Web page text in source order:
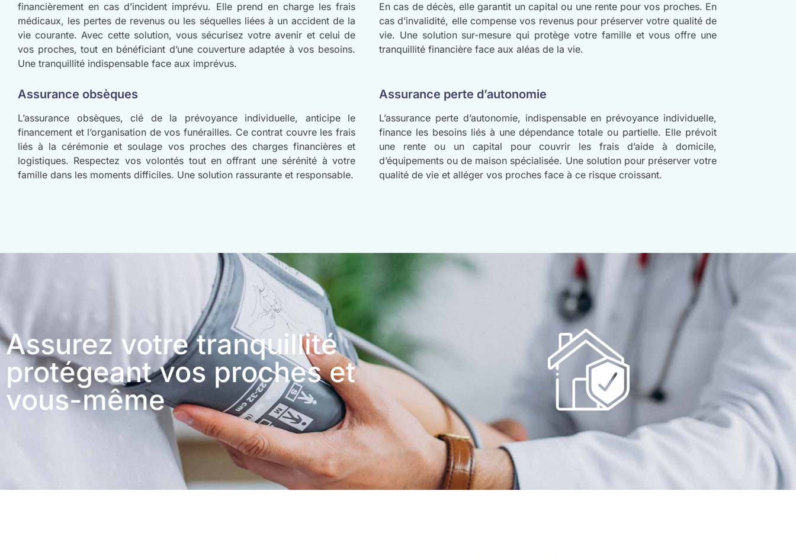
financièrement en cas d’incident imprévu. Elle prend en charge les frais
médicaux, les pertes de revenus ou les séquelles liées à un accident de la
vie courante. Avec cette solution, vous sécurisez votre avenir et celui de
vos proches, tout en bénéficiant d’une couverture adaptée à vos besoins.
Une tranquillité indispensable face aux imprévus.
En cas de décès, elle garantit un capital ou une rente pour vos proches. En
cas d’invalidité, elle compense vos revenus pour préserver votre qualité de
vie. Une solution sur-mesure qui protège votre famille et vous offre une
tranquillité financière face aux aléas de la vie.
Assurance obsèques
L’assurance obsèques, clé de la prévoyance individuelle, anticipe le
financement et l’organisation de vos funérailles. Ce contrat couvre les frais
liés à la cérémonie et soulage vos proches des charges financières et
logistiques. Respectez vos volontés tout en offrant une sérénité à votre
famille dans les moments difficiles. Une solution rassurante et responsable.
Assurance perte d’autonomie
L’assurance perte d’autonomie, indispensable en prévoyance individuelle,
finance les besoins liés à une dépendance totale ou partielle. Elle prévoit
une rente ou un capital pour couvrir les frais d’aide à domicile,
d’équipements ou de maison spécialisée. Une solution pour préserver votre
qualité de vie et alléger vos proches face à ce risque croissant.
Assurez votre tranquillité
protégeant vos proches et
vous-même